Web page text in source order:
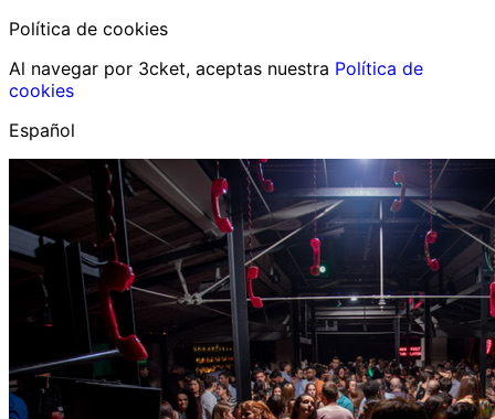
Política de cookies
Al navegar por 3cket, aceptas nuestra Política de
cookies
Español